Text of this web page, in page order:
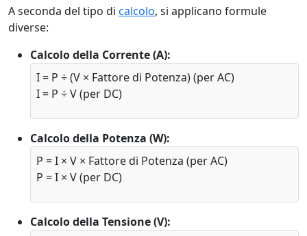
A seconda del tipo di calcolo, si applicano formule
diverse:
Calcolo della Corrente (A):
I = P ÷ (V × Fattore di Potenza) (per AC)
I = P ÷ V (per DC)
Calcolo della Potenza (W):
P = I × V × Fattore di Potenza (per AC)
P = I × V (per DC)
Calcolo della Tensione (V):